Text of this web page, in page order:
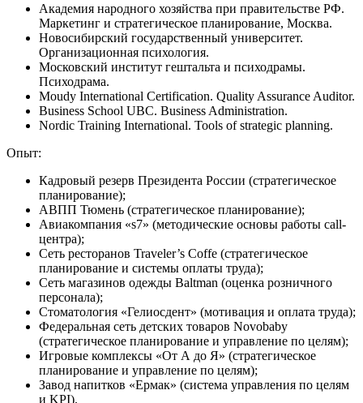
Академия народного хозяйства при правительстве РФ.
Маркетинг и стратегическое планирование, Москва.
Новосибирский государственный университет.
Организационная психология.
Московский институт гештальта и психодрамы.
Психодрама.
Moudy International Certification. Quality Assurance Auditor.
Business School UBC. Business Administration.
Nordic Training International. Tools of strategic planning.
Опыт:
Кадровый резерв Президента России (стратегическое
планирование);
АВПП Тюмень (стратегическое планирование);
Авиакомпания «s7» (методические основы работы call-
центра);
Сеть ресторанов Traveler’s Coffe (стратегическое
планирование и системы оплаты труда);
Сеть магазинов одежды Baltman (оценка розничного
персонала);
Стоматология «Гелиосдент» (мотивация и оплата труда);
Федеральная сеть детских товаров Novobaby
(стратегическое планирование и управление по целям);
Игровые комплексы «От А до Я» (стратегическое
планирование и управление по целям);
Завод напитков «Ермак» (система управления по целям
и KPI).